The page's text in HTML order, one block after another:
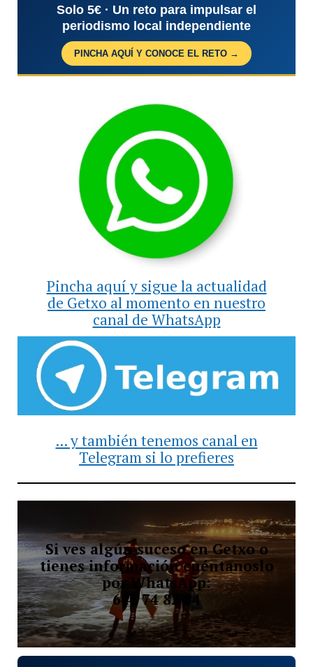
Solo 5€ · Un reto para impulsar el
periodismo local independiente
PINCHA AQUÍ Y CONOCE EL RETO →
Pincha aquí y sigue la actualidad
de Getxo al momento en nuestro
canal de WhatsApp
... y también tenemos canal en
Telegram si lo prefieres
Si ves algún suceso en Getxo o
tienes información cuéntanoslo
por WhatsApp:
644 74 82 84